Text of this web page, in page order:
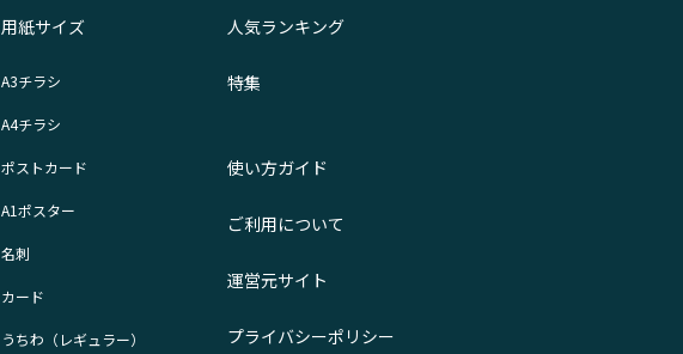
用紙サイズ
A3チラシ
A4チラシ
ポストカード
A1ポスター
名刺
カード
うちわ（レギュラー）
人気ランキング
特集
使い方ガイド
ご利用について
運営元サイト
プライバシーポリシー